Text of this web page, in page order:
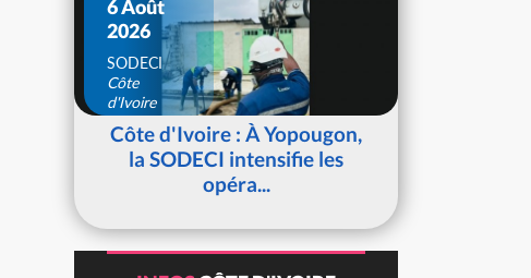
6 Août
2026
SODECI
Côte
d'Ivoire
Côte d'Ivoire : À Yopougon,
la SODECI intensifie les
opéra...